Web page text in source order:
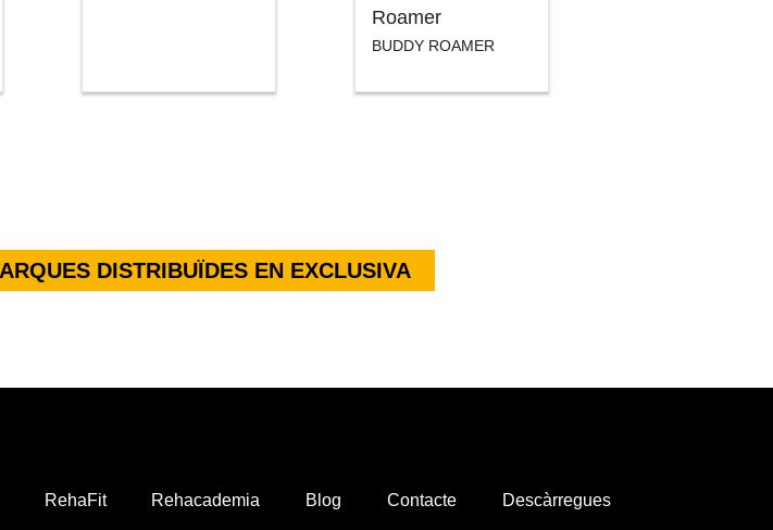
Roamer
BUDDY ROAMER
DISTRIBUÏDES EN EXCLUSIVA
RehaFit Rehacademia Blog Contacte Descàrregues